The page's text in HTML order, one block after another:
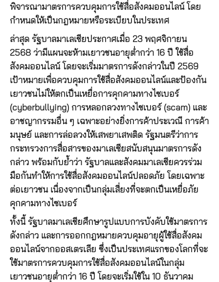
พิจารณามาตรการควบคุมการใช้สื่อสังคมออนไลน์ โดย
กำหนดให้เป็นกฎหมายหรือระเบียบในประเทศ
ล่าสุด รัฐบาลมาเลเซียประกาศเมื่อ 23 พฤศจิกายน
2568 ว่ามีแผนจะห้ามเยาวชนอายุต่ำกว่า 16 ปี ใช้สื่อ
สังคมออนไลน์ โดยจะเริ่มมาตรการดังกล่าวในปี 2569
เป้าหมายเพื่อควบคุมการใช้สื่อสังคมออนไลน์และป้องกัน
เยาวชนไม่ให้ตกเป็นเหยื่อการคุกคามทางไซเบอร์
(cyberbullying) การหลอกลวงทางไซเบอร์ (scam) และ
อาชญากรรมอื่น ๆ เฉพาะอย่างยิ่งการค้าประเวณี การค้า
มนุษย์ และการล่อลวงให้เสพยาเสพติด รัฐมนตรีว่าการ
กระทรวงการสื่อสารของมาเลเซียสนับสนุนมาตรการดัง
กล่าว พร้อมกับย้ำว่า รัฐบาลและสังคมมาเลเซียควรร่วม
มือกันทำให้การใช้สื่อสังคมออนไลน์ปลอดภัย โดยเฉพาะ
ต่อเยาวชน เนื่องจากเป็นกลุ่มเสี่ยงที่จะตกเป็นเหยื่อภัย
คุกคามทางไซเบอร์
ทั้งนี้ รัฐบาลมาเลเซียศึกษารูปแบบการบังคับใช้มาตรการ
ดังกล่าว และการออกกฎหมายควบคุมอายุผู้ใช้สื่อสังคม
ออนไลน์จากออสเตรเลีย ซึ่งเป็นประเทศแรกของโลกที่จะ
ใช้มาตรการควบคุมการใช้สื่อสังคมออนไลน์ในกลุ่ม
เยาวชนอายุต่ำกว่า 16 ปี โดยจะเริ่มใช้ใน 10 ธันวาคม